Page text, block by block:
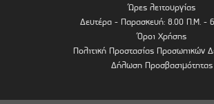
Ώρες λειτουργίας
Δευτέρα - Παρασκευή: 8.00 Π.Μ. -
Όροι Χρήσης
Πολιτική Προστασίας Προσωπικών
Δήλωση Προσβασιμότητας